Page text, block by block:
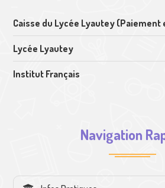
Caisse du Lycée Lyautey (Paiement
Lycée Lyautey
Institut Français
Navigation